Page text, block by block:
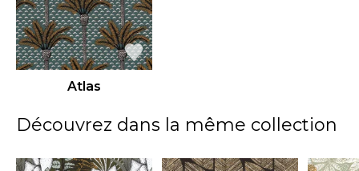
Atlas
Découvrez dans la même collection